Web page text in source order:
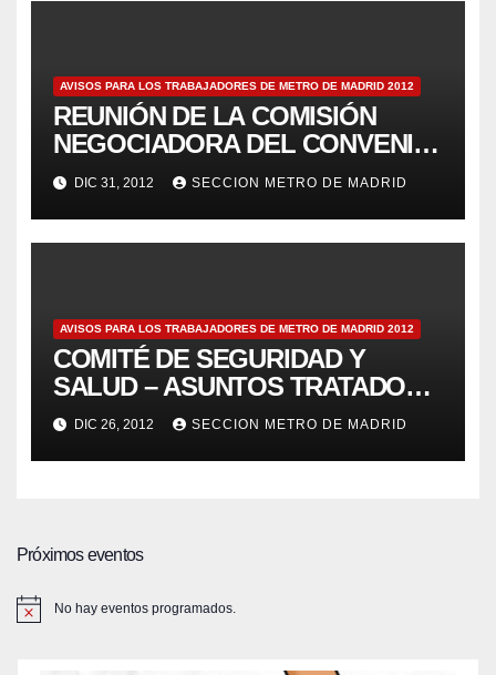
AVISOS PARA LOS TRABAJADORES DE METRO DE MADRID 2012
REUNIÓN DE LA COMISIÓN
NEGOCIADORA DEL CONVENIO
– Aviso 125
DIC 31, 2012 SECCION METRO DE MADRID
AVISOS PARA LOS TRABAJADORES DE METRO DE MADRID 2012
COMITÉ DE SEGURIDAD Y
SALUD – ASUNTOS TRATADOS
POR LOS DELEGADOS DE
PREVENCIÓN 17/12/2012 – Aviso
123
DIC 26, 2012 SECCION METRO DE MADRID
Próximos eventos
No hay eventos programados.